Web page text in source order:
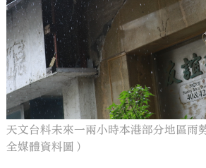
天文台料未來一兩小時本港部分地區雨
全媒體資料圖）